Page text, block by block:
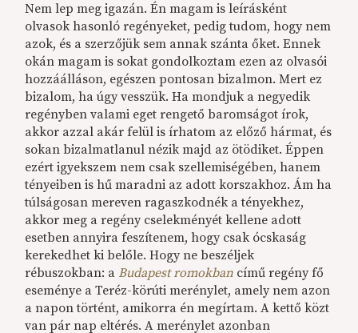
Nem lep meg igazán. Én magam is leírásként
olvasok hasonló regényeket, pedig tudom, hogy nem
azok, és a szerzőjük sem annak szánta őket. Ennek
okán magam is sokat gondolkoztam ezen az olvasói
hozzáálláson, egészen pontosan bizalmon. Mert ez
bizalom, ha úgy vesszük. Ha mondjuk a negyedik
regényben valami eget rengető baromságot írok,
akkor azzal akár felül is írhatom az előző hármat, és
sokan bizalmatlanul nézik majd az ötödiket. Éppen
ezért igyekszem nem csak szellemiségében, hanem
tényeiben is hű maradni az adott korszakhoz. Ám ha
túlságosan mereven ragaszkodnék a tényekhez,
akkor meg a regény cselekményét kellene adott
esetben annyira feszítenem, hogy csak ócskaság
kerekedhet ki belőle. Hogy ne beszéljek
rébuszokban: aBudapest romokban című regény fő
eseménye a Teréz-körúti merénylet, amely nem azon
a napon történt, amikorra én megírtam. A kettő közt
van pár nap eltérés. A merénylet azonban